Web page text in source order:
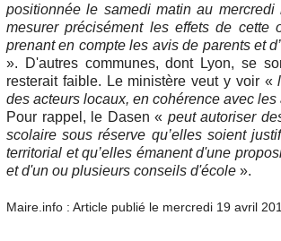
positionnée le samedi matin au
mesurer précisément les effets de
prenant en compte les avis de parents et
». D'autres communes, dont Lyon, se
resterait faible. Le ministère veut y voir «
des acteurs locaux, en cohérence avec
Pour rappel, le Dasen « peut autoriser
scolaire sous réserve qu’elles soient
territorial et qu’elles émanent d'une
et d'un ou plusieurs conseils d'école ».
Maire.info : Article publié le mercredi 19 avril